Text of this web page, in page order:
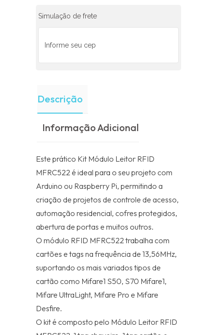
Simulação de frete
Descrição
Informação Adicional
Este prático Kit Módulo Leitor RFID
MFRC522 é ideal para o seu projeto com
Arduino ou Raspberry Pi, permitindo a
criação de projetos de controle de acesso,
automação residencial, cofres protegidos,
abertura de portas e muitos outros.
O módulo RFID MFRC522 trabalha com
cartões e tags na frequência de 13,56MHz,
suportando os mais variados tipos de
cartão como Mifare1 S50, S70 Mifare1,
Mifare UltraLight, Mifare Pro e Mifare
Desfire.
O kit é composto pelo Módulo Leitor RFID